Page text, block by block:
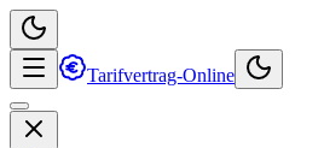
Tarifvertrag-Online